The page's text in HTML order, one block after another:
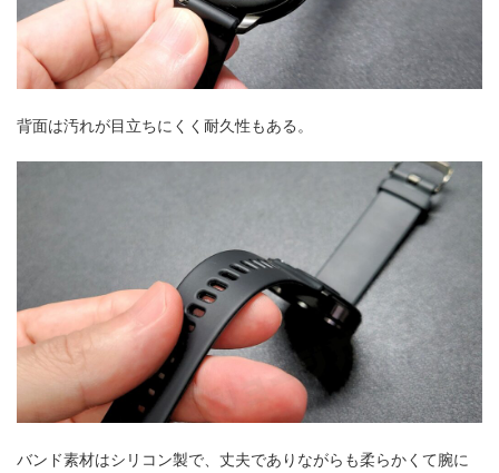
背面は汚れが目立ちにくく耐久性もある。
バンド素材はシリコン製で、丈夫でありながらも柔らかくて腕に